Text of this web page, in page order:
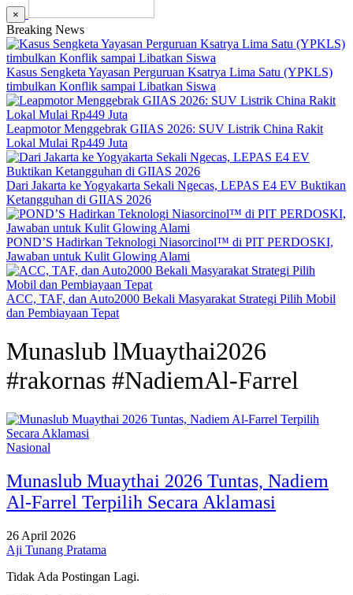
×
Breaking News
Kasus Sengketa Yayasan Perguruan Ksatrya Lima Satu (YPKLS)
timbulkan Konflik sampai Libatkan Siswa
Leapmotor Menggebrak GIIAS 2026: SUV Listrik China Rakit
Lokal Mulai Rp449 Juta
Dari Jakarta ke Yogyakarta Sekali Ngecas, LEPAS E4 EV Buktikan
Ketangguhan di GIIAS 2026
POND’S Hadirkan Teknologi Niasorcinol™ di PIT PERDOSKI,
Jawaban untuk Kulit Glowing Alami
ACC, TAF, dan Auto2000 Bekali Masyarakat Strategi Pilih Mobil
dan Pembiayaan Tepat
Munaslub lMuaythai2026
#rakornas #NadiemAl-Farrel
Nasional
Munaslub Muaythai 2026 Tuntas, Nadiem
Al-Farrel Terpilih Secara Aklamasi
26 April 2026
Aji Tunang Pratama
Tidak Ada Postingan Lagi.